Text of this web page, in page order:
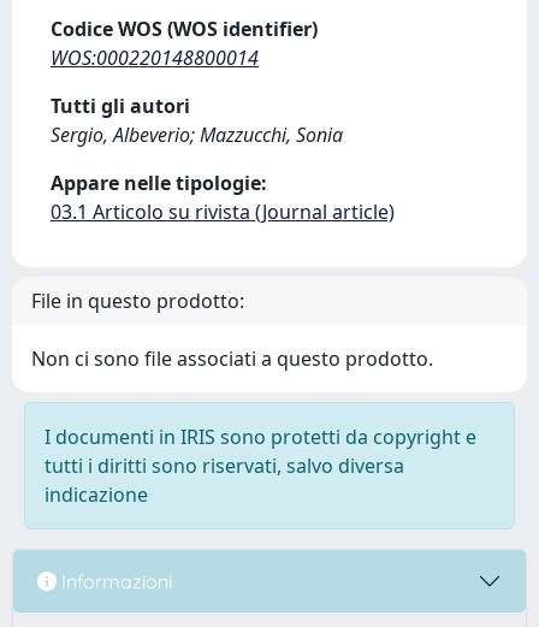
Codice WOS (WOS identifier)
WOS:000220148800014
Tutti gli autori
Sergio, Albeverio; Mazzucchi, Sonia
Appare nelle tipologie:
03.1 Articolo su rivista (Journal article)
File in questo prodotto:
Non ci sono file associati a questo prodotto.
I documenti in IRIS sono protetti da copyright e
tutti i diritti sono riservati, salvo diversa
indicazione
Informazioni